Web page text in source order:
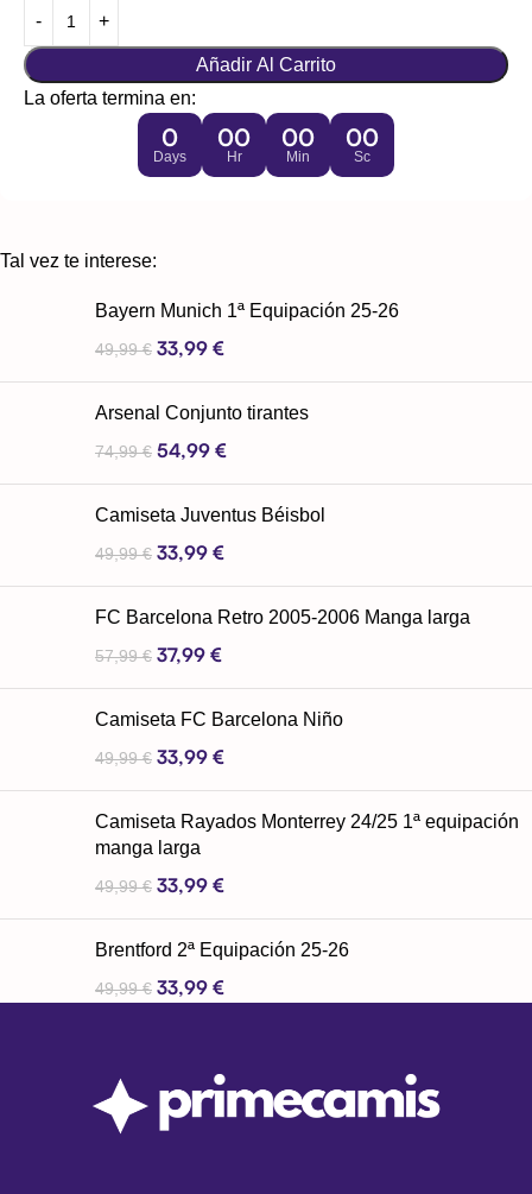
Añadir Al Carrito
La oferta termina en:
0
Days
00
Hr
00
Min
00
Sc
Tal vez te interese:
Bayern Munich 1ª Equipación 25-26
49,99€ 33,99 €
Arsenal Conjunto tirantes
74,99€ 54,99 €
Camiseta Juventus Béisbol
49,99€ 33,99 €
FC Barcelona Retro 2005-2006 Manga larga
57,99€ 37,99 €
Camiseta FC Barcelona Niño
49,99€ 33,99 €
Camiseta Rayados Monterrey 24/25 1ª equipación
manga larga
49,99€ 33,99 €
Brentford 2ª Equipación 25-26
49,99€ 33,99 €